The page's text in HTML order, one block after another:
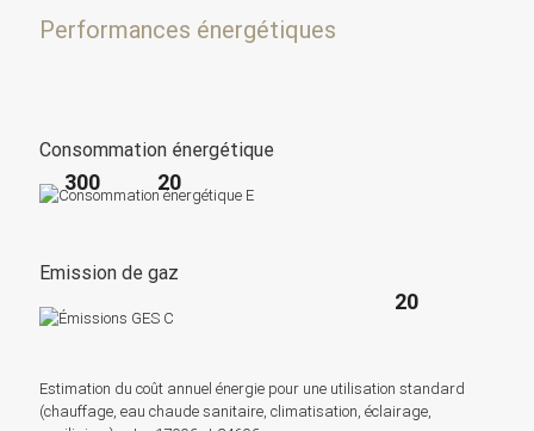
Performances énergétiques
Consommation énergétique
300 20
Emission de gaz
20
Estimation du coût annuel énergie pour une utilisation standard
(chauffage, eau chaude sanitaire, climatisation, éclairage,